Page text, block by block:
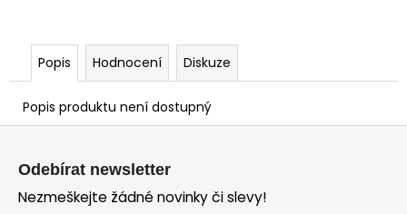
Popis Hodnocení Diskuze
Popis produktu není dostupný
Odebírat newsletter
Nezmeškejte žádné novinky či slevy!